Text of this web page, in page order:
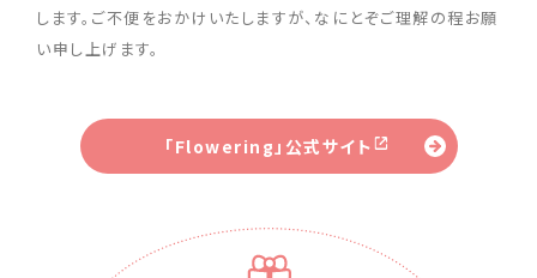
します。ご不便をおかけいたしますが、なにとぞご理解の程お願
い申し上げます。
「Flowering」公式サイト